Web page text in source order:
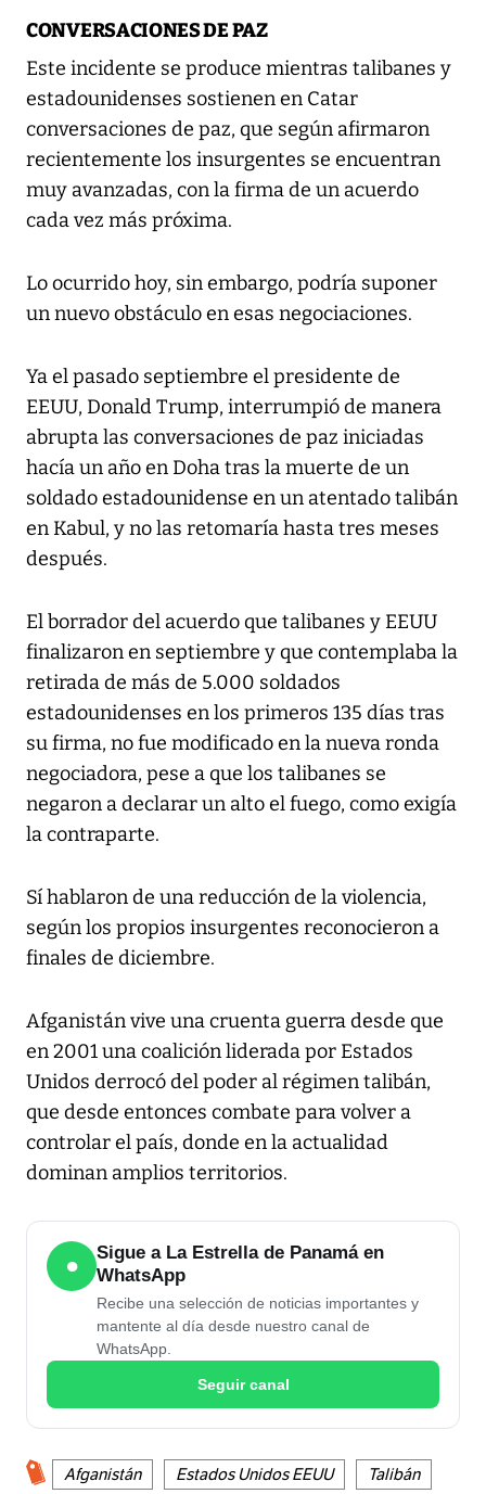
CONVERSACIONES DE PAZ
Este incidente se produce mientras talibanes y
estadounidenses sostienen en Catar
conversaciones de paz, que según afirmaron
recientemente los insurgentes se encuentran
muy avanzadas, con la firma de un acuerdo
cada vez más próxima.
Lo ocurrido hoy, sin embargo, podría suponer
un nuevo obstáculo en esas negociaciones.
Ya el pasado septiembre el presidente de
EEUU, Donald Trump, interrumpió de manera
abrupta las conversaciones de paz iniciadas
hacía un año en Doha tras la muerte de un
soldado estadounidense en un atentado talibán
en Kabul, y no las retomaría hasta tres meses
después.
El borrador del acuerdo que talibanes y EEUU
finalizaron en septiembre y que contemplaba la
retirada de más de 5.000 soldados
estadounidenses en los primeros 135 días tras
su firma, no fue modificado en la nueva ronda
negociadora, pese a que los talibanes se
negaron a declarar un alto el fuego, como exigía
la contraparte.
Sí hablaron de una reducción de la violencia,
según los propios insurgentes reconocieron a
finales de diciembre.
Afganistán vive una cruenta guerra desde que
en 2001 una coalición liderada por Estados
Unidos derrocó del poder al régimen talibán,
que desde entonces combate para volver a
controlar el país, donde en la actualidad
dominan amplios territorios.
●
Sigue a La Estrella de Panamá en
WhatsApp
Recibe una selección de noticias importantes y
mantente al día desde nuestro canal de
WhatsApp.
Seguir canal
Afganistán Estados Unidos EEUU Talibán